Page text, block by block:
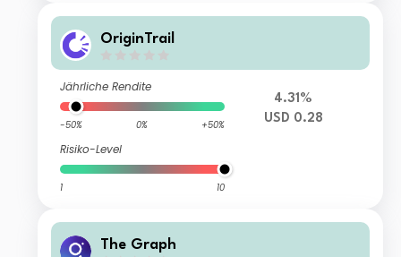
OriginTrail
Jährliche Rendite
-50% 0% +50%
Risiko-Level
1 10
4.31%
USD 0.28
The Graph